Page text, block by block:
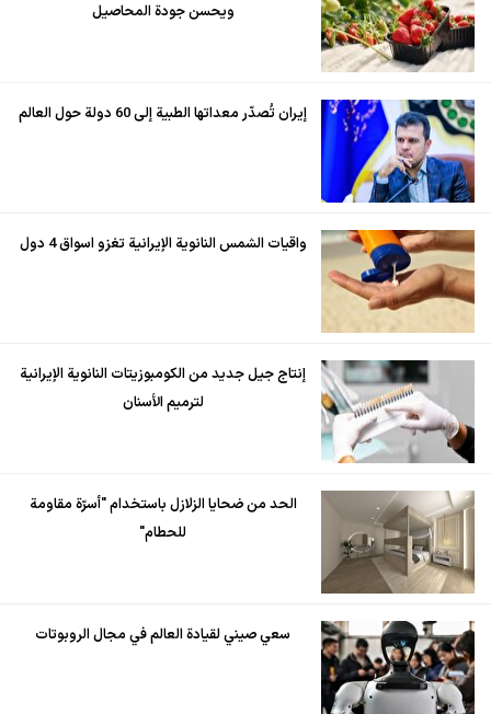
ويحسن جودة المحاصيل
إيران تُصدّر معداتها الطبية إلى 60 دولة حول العالم
واقيات الشمس النانوية الإيرانية تغزو اسواق 4 دول
إنتاج جيل جديد من الكومبوزيتات النانوية الإيرانية
لترميم الأسنان
الحد من ضحايا الزلازل باستخدام "أسرّة مقاومة
للحطام"
سعي صيني لقيادة العالم في مجال الروبوتات